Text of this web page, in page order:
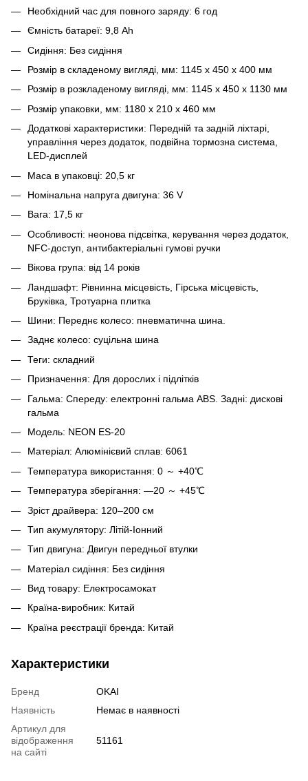
Необхідний час для повного заряду: 6 год
Ємність батареї: 9,8 Ah
Сидіння: Без сидіння
Розмір в складеному вигляді, мм: 1145 х 450 х 400 мм
Розмір в розкладеному вигляді, мм: 1145 х 450 х 1130 мм
Розмір упаковки, мм: 1180 х 210 х 460 мм
Додаткові характеристики: Передній та задній ліхтарі,
управління через додаток, подвійна тормозна система,
LED-дисплей
Маса в упаковці: 20,5 кг
Номінальна напруга двигуна: 36 V
Вага: 17,5 кг
Особливості: неонова підсвітка, керування через додаток,
NFC-доступ, антибактеріальні гумові ручки
Вікова група: від 14 років
Ландшафт: Рівнинна місцевість, Гірська місцевість,
Бруківка, Тротуарна плитка
Шини: Переднє колесо: пневматична шина.
Заднє колесо: суцільна шина
Теги: складний
Призначення: Для дорослих і підлітків
Гальма: Спереду: електронні гальма ABS. Задні: дискові
гальма
Модель: NEON ES-20
Матеріал: Алюмінієвий сплав: 6061
Температура використання: 0 ～ +40℃
Температура зберігання: —20 ～ +45℃
Зріст драйвера: 120–200 см
Тип акумулятору: Літій-Іонний
Тип двигуна: Двигун передньої втулки
Матеріал сидіння: Без сидіння
Вид товару: Електросамокат
Країна-виробник: Китай
Країна реєстрації бренда: Китай
Характеристики
Бренд
OKAI
Наявність
Немає в наявності
Артикул для
відображення
на сайті
51161